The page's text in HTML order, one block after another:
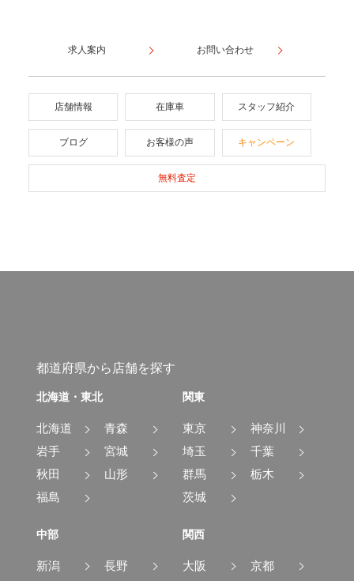
求人案内 お問い合わせ
店舗情報 在庫車 スタッフ紹介
ブログ お客様の声 キャンペーン
無料査定
都道府県から店舗を探す
北海道・東北
北海道
青森
岩手
宮城
秋田
山形
福島
関東
東京
神奈川
埼玉
千葉
群馬
栃木
茨城
中部
新潟
長野
関西
大阪
京都